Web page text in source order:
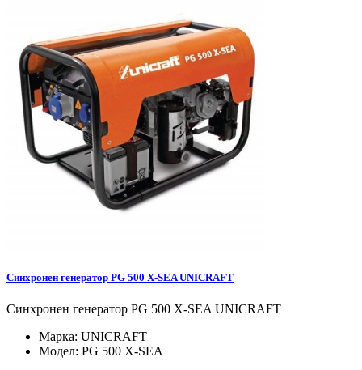
Синхронен генератор PG 500 X-SEA UNICRAFT
Синхронен генератор PG 500 X-SEA UNICRAFT
Марка: UNICRAFT
Модел: PG 500 X-SEA